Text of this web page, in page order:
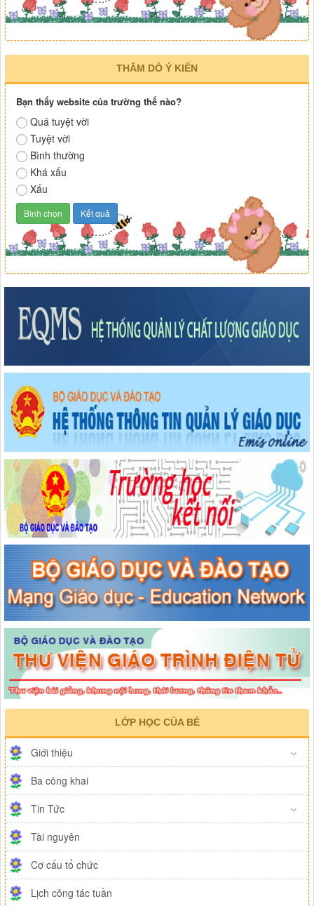
THĂM DÒ Ý KIẾN
Bạn thấy website của trường thế nào?
Quá tuyệt vời
Tuyệt vời
Bình thường
Khá xấu
Xấu
LỚP HỌC CỦA BÉ
Giới thiệu
Ba công khai
Tin Tức
Tài nguyên
Cơ cấu tổ chức
Lịch công tác tuần